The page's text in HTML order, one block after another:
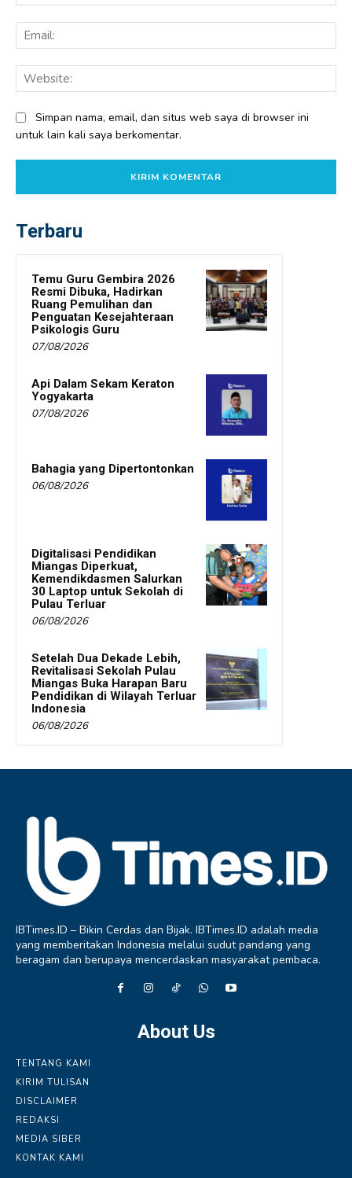
Simpan nama, email, dan situs web saya di browser ini
untuk lain kali saya berkomentar.
Terbaru
Temu Guru Gembira 2026
Resmi Dibuka, Hadirkan
Ruang Pemulihan dan
Penguatan Kesejahteraan
Psikologis Guru
07/08/2026
Api Dalam Sekam Keraton
Yogyakarta
07/08/2026
Bahagia yang Dipertontonkan
06/08/2026
Digitalisasi Pendidikan
Miangas Diperkuat,
Kemendikdasmen Salurkan
30 Laptop untuk Sekolah di
Pulau Terluar
06/08/2026
Setelah Dua Dekade Lebih,
Revitalisasi Sekolah Pulau
Miangas Buka Harapan Baru
Pendidikan di Wilayah Terluar
Indonesia
06/08/2026
IBTimes.ID – Bikin Cerdas dan Bijak. IBTimes.ID adalah media
yang memberitakan Indonesia melalui sudut pandang yang
beragam dan berupaya mencerdaskan masyarakat pembaca.
About Us
TENTANG KAMI
KIRIM TULISAN
DISCLAIMER
REDAKSI
MEDIA SIBER
KONTAK KAMI